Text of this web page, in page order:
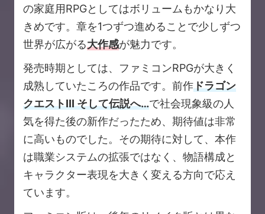
の家庭用RPGとしてはボリュームもかなり大
きめです。章を1つずつ進めることで少しずつ
世界が広がる大作感が魅力です。
発売時期としては、ファミコンRPGが大きく
成熟していたころの作品です。前作ドラゴン
クエストIII そして伝説へ…で社会現象級の人
気を得た後の新作だったため、期待値は非常
に高いものでした。その期待に対して、本作
は職業システムの拡張ではなく、物語構成と
キャラクター表現を大きく変える方向で応え
ています。